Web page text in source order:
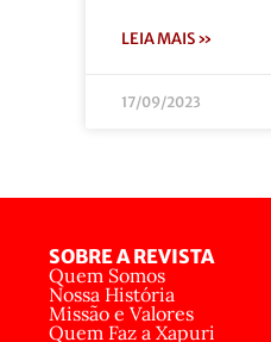
LEIA MAIS »
17/09/2023
SOBRE A REVISTA
Quem Somos
Nossa História
Missão e Valores
Quem Faz a Xapuri